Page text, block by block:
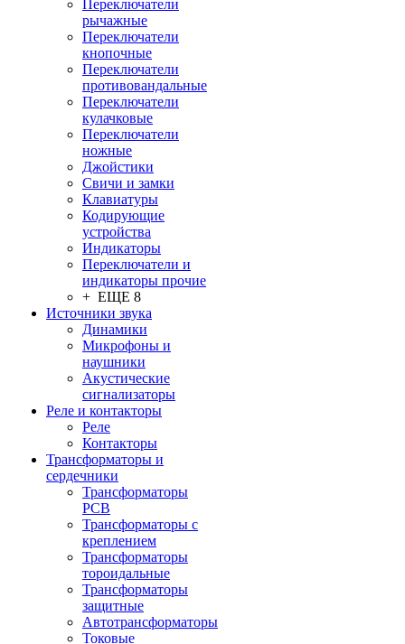
Переключатели
рычажные
Переключатели
кнопочные
Переключатели
противовандальные
Переключатели
кулачковые
Переключатели
ножные
Джойстики
Свичи и замки
Клавиатуры
Кодирующие
устройства
Индикаторы
Переключатели и
индикаторы прочие
+ ЕЩЕ 8
Источники звука
Динамики
Микрофоны и
наушники
Акустические
сигнализаторы
Реле и контакторы
Реле
Контакторы
Трансформаторы и
сердечники
Трансформаторы
PCB
Трансформаторы с
креплением
Трансформаторы
тороидальные
Трансформаторы
защитные
Автотрансформаторы
Токовые